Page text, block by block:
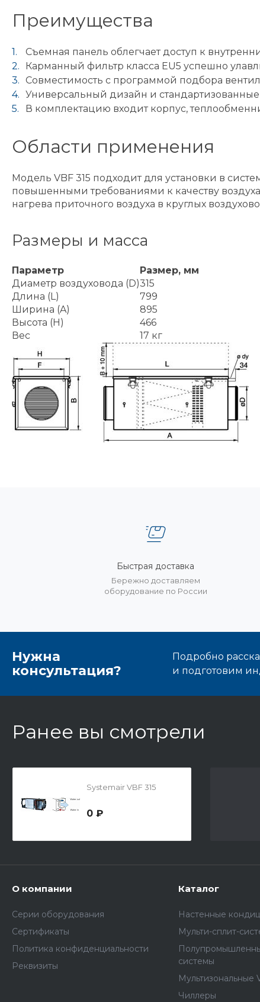
Преимущества
Съемная панель облегчает доступ к
Карманный фильтр класса EU5 успешно
Совместимость с программой подбора
Универсальный дизайн и
В комплектацию входит корпус,
Области применения
Модель VBF 315 подходит для установки в
повышенными требованиями к качеству
нагрева приточного воздуха в круглых
Размеры и масса
Параметр
Размер, мм
Диаметр воздуховода (D)315
Длина (L)
799
Ширина (A)
895
Высота (H)
466
Вес
17 кг
Быстрая доставка
Бережно доставляем
оборудование по России
Нужна
консультация?
Подробно
и подготовим
Ранее вы смотрели
Systemair VBF 315
0 ₽
О компании
Серии оборудования
Сертификаты
Политика конфиденциальности
Реквизиты
Каталог
Настенные
Мульти-сплит-
системы
Мультизональные
Чиллеры